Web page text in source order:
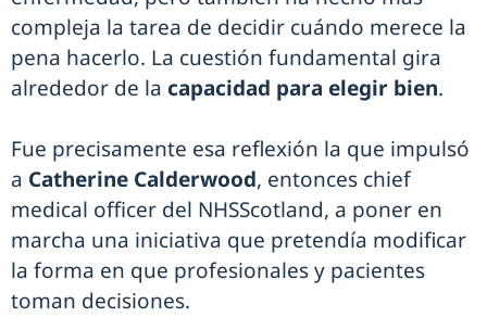
compleja la tarea de decidir cuándo merece la
pena hacerlo. La cuestión fundamental gira
alrededor de la capacidad para elegir bien.
Fue precisamente esa reflexión la que impulsó
a Catherine Calderwood, entonces chief
medical officer del NHSScotland, a poner en
marcha una iniciativa que pretendía modificar
la forma en que profesionales y pacientes
toman decisiones.